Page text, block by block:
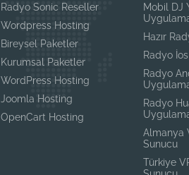
Radyo Sonic Reseller
Wordpress Hosting
Bireysel Paketler
Kurumsal Paketler
WordPress Hosting
Joomla Hosting
OpenCart Hosting
Mobil DJ
Hazır
Radyo
Radyo
Radyo
Almanya
Sunucu
Türkiye